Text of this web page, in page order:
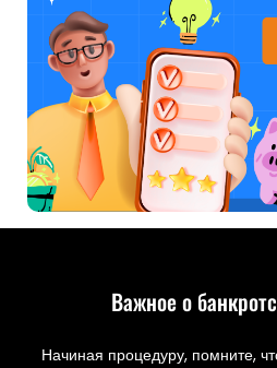
Важное о
Начиная процедуру, помните,